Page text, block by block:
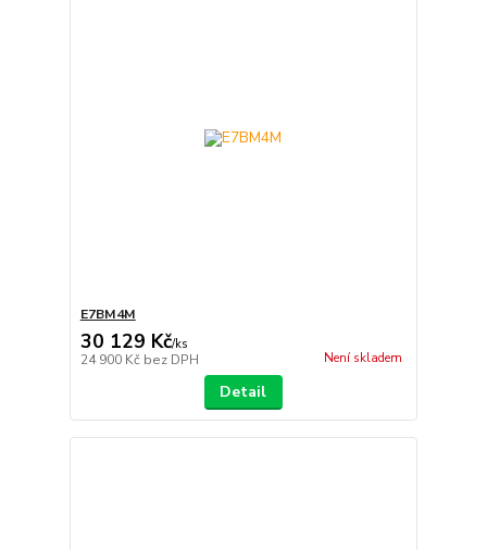
E7BM4M
30 129 Kč/ks
24 900 Kč bez DPH Není skladem
Detail